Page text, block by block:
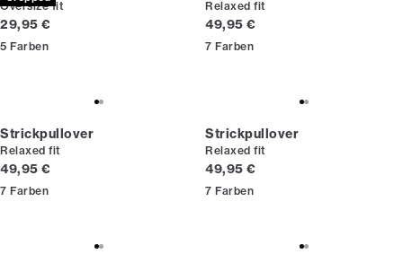
Oversize fit
Preis
29,95 €
5 Farben
Relaxed fit
Preis
49,95 €
7 Farben
Strickpullover
Relaxed fit
Preis
49,95 €
7 Farben
Strickpullover
Relaxed fit
Preis
49,95 €
7 Farben